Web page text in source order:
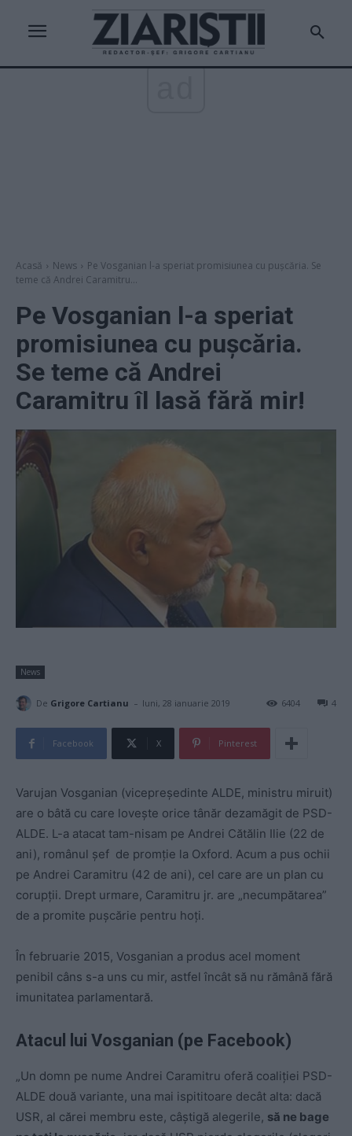
Acasă News
Pe Vosganian l-a speriat promisiunea cu pușcăria. Se
teme că Andrei Caramitru...
Pe Vosganian l-a speriat
promisiunea cu pușcăria.
Se teme că Andrei
Caramitru îl lasă fără mir!
News
De Grigore Cartianu - luni, 28 ianuarie 2019 4
6404
Facebook X Pinterest
Varujan Vosganian (vicepreședinte ALDE, ministru miruit)
are o bâtă cu care lovește orice tânăr dezamăgit de PSD-
ALDE. L-a atacat tam-nisam pe Andrei Cătălin Ilie (22 de
ani), românul șef de promție la Oxford. Acum a pus ochii
pe Andrei Caramitru (42 de ani), cel care are un plan cu
corupții. Drept urmare, Caramitru jr. are „necumpătarea”
de a promite pușcărie pentru hoți.
În februarie 2015, Vosganian a produs acel moment
penibil câns s-a uns cu mir, astfel încât să nu rămână fără
imunitatea parlamentară.
Atacul lui Vosganian (pe Facebook)
„Un domn pe nume Andrei Caramitru oferă coaliției PSD-
ALDE două variante, una mai ispititoare decât alta: dacă
USR, al cărei membru este, câștigă alegerile, să ne bage